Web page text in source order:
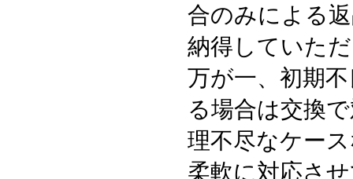
合のみによる
納得していた
万が一、初期
る場合は交換
理不尽なケー
柔軟に対応さ